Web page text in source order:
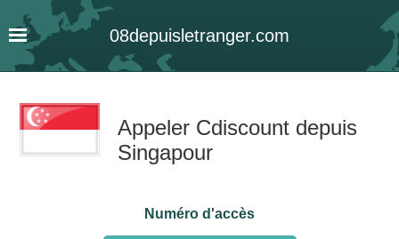
08depuisletranger.com
Appeler Cdiscount depuis
Singapour
Numéro d'accès